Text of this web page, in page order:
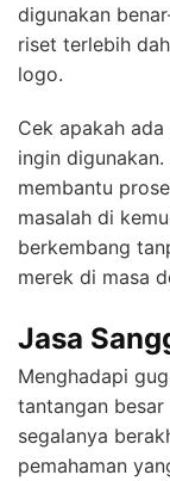
digunakan
riset terlebih
logo.
Cek apakah
ingin
membantu
masalah di
berkembang
merek di masa
Jasa
Menghadapi
tantangan
segalanya
pemahaman